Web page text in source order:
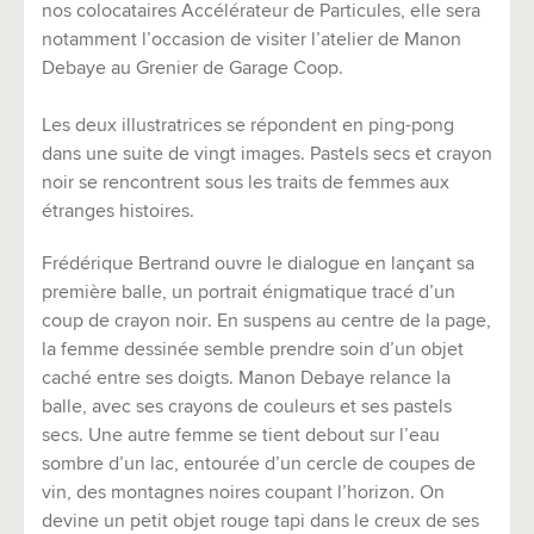
nos colocataires Accélérateur de Particules, elle sera
notamment l’occasion de visiter l’atelier de Manon
Debaye au Grenier de Garage Coop.
Les deux illustratrices se répondent en ping-pong
dans une suite de vingt images. Pastels secs et crayon
noir se rencontrent sous les traits de femmes aux
étranges histoires.
Frédérique Bertrand ouvre le dialogue en lançant sa
première balle, un portrait énigmatique tracé d’un
coup de crayon noir. En suspens au centre de la page,
la femme dessinée semble prendre soin d’un objet
caché entre ses doigts. Manon Debaye relance la
balle, avec ses crayons de couleurs et ses pastels
secs. Une autre femme se tient debout sur l’eau
sombre d’un lac, entourée d’un cercle de coupes de
vin, des montagnes noires coupant l’horizon. On
devine un petit objet rouge tapi dans le creux de ses